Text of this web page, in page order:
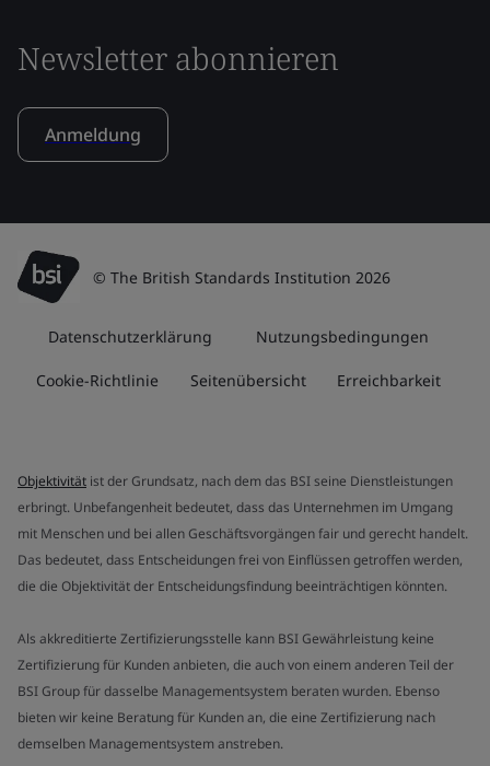
Newsletter abonnieren
Anmeldung
© The British Standards Institution 2026
Datenschutzerklärung Nutzungsbedingungen
Cookie-Richtlinie Seitenübersicht Erreichbarkeit
Objektivität ist der Grundsatz, nach dem das BSI seine Dienstleistungen
erbringt. Unbefangenheit bedeutet, dass das Unternehmen im Umgang
mit Menschen und bei allen Geschäftsvorgängen fair und gerecht handelt.
Das bedeutet, dass Entscheidungen frei von Einflüssen getroffen werden,
die die Objektivität der Entscheidungsfindung beeinträchtigen könnten.
Als akkreditierte Zertifizierungsstelle kann BSI Gewährleistung keine
Zertifizierung für Kunden anbieten, die auch von einem anderen Teil der
BSI Group für dasselbe Managementsystem beraten wurden. Ebenso
bieten wir keine Beratung für Kunden an, die eine Zertifizierung nach
demselben Managementsystem anstreben.